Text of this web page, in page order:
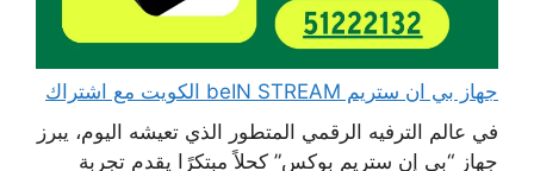
جهاز بي ان ستريم beIN STREAM الكويت مع اشتراك
في عالم الترفيه الرقمي المتطور الذي تعيشه اليوم، يبرز
جهاز “بي إن ستريم بوكس” كحلاً مبتكرًا يقدم تجربة